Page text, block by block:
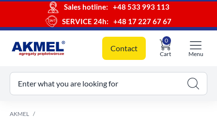
Sales hotline:
+48 533 993 113
SERVICE 24h:
+48 17 227 67 67
Contact
Cart
0
cart
Menu
Enter what you are looking for
AKMEL